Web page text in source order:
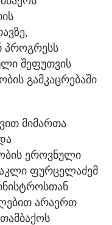
პროგრესს
შეფუთვის
გამკაცრებაში
მიმართა
ეროვნული
ფურცელაძემ
არაერთ